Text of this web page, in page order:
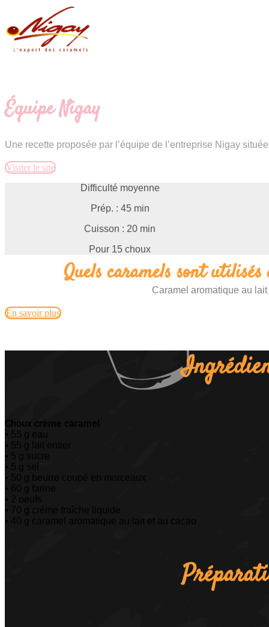
Équipe Nigay
Une recette proposée par l’équipe de l’entreprise Nigay
Visiter le site
Difficulté moyenne
Prép. : 45 min
Cuisson : 20 min
Pour 15 choux
Quels caramels sont
Caramel aromatique au
En savoir plus
Choux crème caramel
• 55 g eau
• 40 g caramel aromatique au lait et au cacao